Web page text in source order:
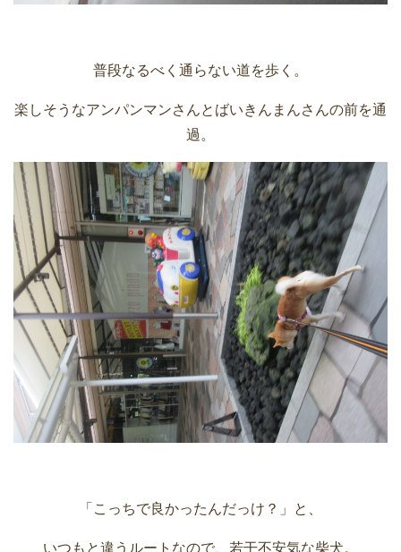
普段なるべく通らない道を歩く。
楽しそうなアンパンマンさんとばいきんまんさんの前を通
過。
「こっちで良かったんだっけ？」と、
いつもと違うルートなので、若干不安気な柴犬。